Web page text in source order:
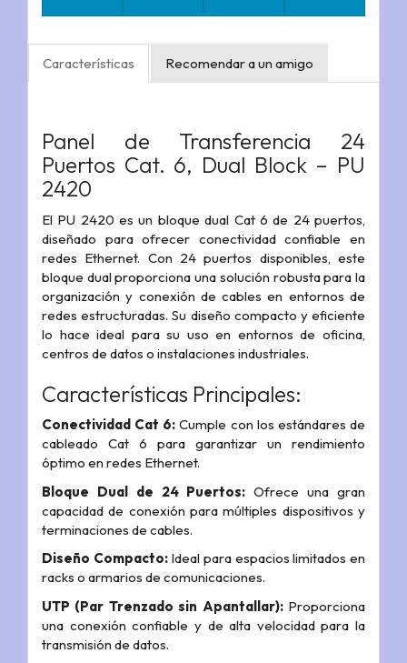
Características Recomendar a un amigo
Panel de Transferencia 24
Puertos Cat. 6, Dual Block – PU
2420
El PU 2420 es un bloque dual Cat 6 de 24 puertos,
diseñado para ofrecer conectividad confiable en
redes Ethernet. Con 24 puertos disponibles, este
bloque dual proporciona una solución robusta para la
organización y conexión de cables en entornos de
redes estructuradas. Su diseño compacto y eficiente
lo hace ideal para su uso en entornos de oficina,
centros de datos o instalaciones industriales.
Características Principales:
Conectividad Cat 6:Cumple con los estándares de
cableado Cat 6 para garantizar un rendimiento
óptimo en redes Ethernet.
Bloque Dual de 24 Puertos: Ofrece una gran
capacidad de conexión para múltiples dispositivos y
terminaciones de cables.
Diseño Compacto:Ideal para espacios limitados en
racks o armarios de comunicaciones.
UTP (Par Trenzado sin Apantallar):Proporciona
una conexión confiable y de alta velocidad para la
transmisión de datos.